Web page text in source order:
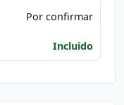
Por confirmar
Incluido